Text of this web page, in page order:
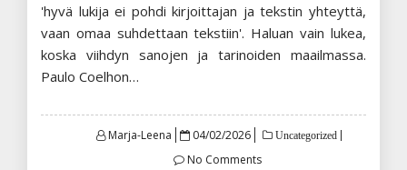
'hyvä lukija ei pohdi kirjoittajan ja tekstin yhteyttä,
vaan omaa suhdettaan tekstiin'. Haluan vain lukea,
koska viihdyn sanojen ja tarinoiden maailmassa.
Paulo Coelhon…
Marja-Leena
Posted
04/02/2026 Uncategorized
No Comments